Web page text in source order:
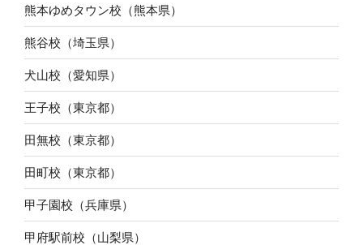
熊本ゆめタウン校（熊本県）
熊谷校（埼玉県）
犬山校（愛知県）
王子校（東京都）
田無校（東京都）
田町校（東京都）
甲子園校（兵庫県）
甲府駅前校（山梨県）